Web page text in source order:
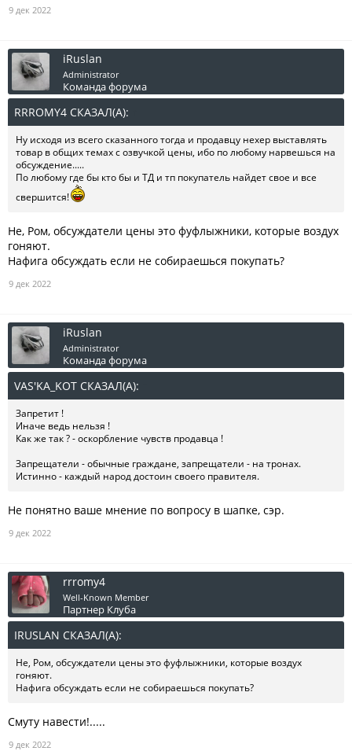
9 дек 2022
iRuslan
Administrator
Команда форума
RRROMY4 СКАЗАЛ(А):
Ну исходя из всего сказанного тогда и продавцу нехер выставлять
товар в общих темах с озвучкой цены, ибо по любому нарвешься на
обсуждение.....
По любому где бы кто бы и ТД и тп покупатель найдет свое и все
свершится!
Не, Ром, обсуждатели цены это фуфлыжники, которые воздух
гоняют.
Нафига обсуждать если не собираешься покупать?
9 дек 2022
iRuslan
Administrator
Команда форума
VAS'KA_KOT СКАЗАЛ(А):
Запретит !
Иначе ведь нельзя !
Как же так ? - оскорбление чувств продавца !
Запрещатели - обычные граждане, запрещатели - на тронах.
Истинно - каждый народ достоин своего правителя.
Не понятно ваше мнение по вопросу в шапке, сэр.
9 дек 2022
rrromy4
Well-Known Member
Партнер Клуба
IRUSLAN СКАЗАЛ(А):
Не, Ром, обсуждатели цены это фуфлыжники, которые воздух
гоняют.
Нафига обсуждать если не собираешься покупать?
Смуту навести!.....
9 дек 2022